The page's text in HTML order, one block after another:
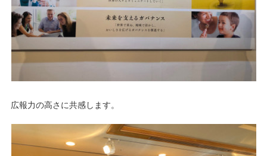
広報力の高さに共感します。